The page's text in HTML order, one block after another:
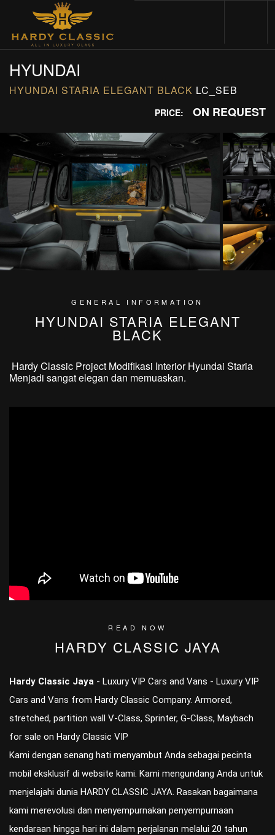
HYUNDAI
HYUNDAI STARIA ELEGANT BLACK LC_SEB
PRICE: ON REQUEST
GENERAL INFORMATION
HYUNDAI STARIA ELEGANT
BLACK
Hardy Classic Project Modifikasi Interior Hyundai Staria
Menjadi sangat elegan dan memuaskan.
READ NOW
HARDY CLASSIC JAYA
Hardy Classic Jaya - Luxury VIP Cars and Vans - Luxury VIP
Cars and Vans from Hardy Classic Company. Armored,
stretched, partition wall V-Class, Sprinter, G-Class, Maybach
for sale on Hardy Classic VIP
Kami dengan senang hati menyambut Anda sebagai pecinta
mobil eksklusif di website kami. Kami mengundang Anda untuk
menjelajahi dunia HARDY CLASSIC JAYA. Rasakan bagaimana
kami merevolusi dan menyempurnakan penyempurnaan
kendaraan hingga hari ini dalam perjalanan melalui 20 tahun
HOME
VEHICLES
CARS FOR SALE
ABOUT US
CONTACT